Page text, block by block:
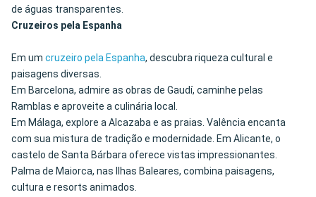
de águas transparentes.
Cruzeiros pela Espanha
Em um cruzeiro pela Espanha, descubra riqueza cultural e
paisagens diversas.
Em Barcelona, admire as obras de Gaudí, caminhe pelas
Ramblas e aproveite a culinária local.
Em Málaga, explore a Alcazaba e as praias. Valência encanta
com sua mistura de tradição e modernidade. Em Alicante, o
castelo de Santa Bárbara oferece vistas impressionantes.
Palma de Maiorca, nas Ilhas Baleares, combina paisagens,
cultura e resorts animados.